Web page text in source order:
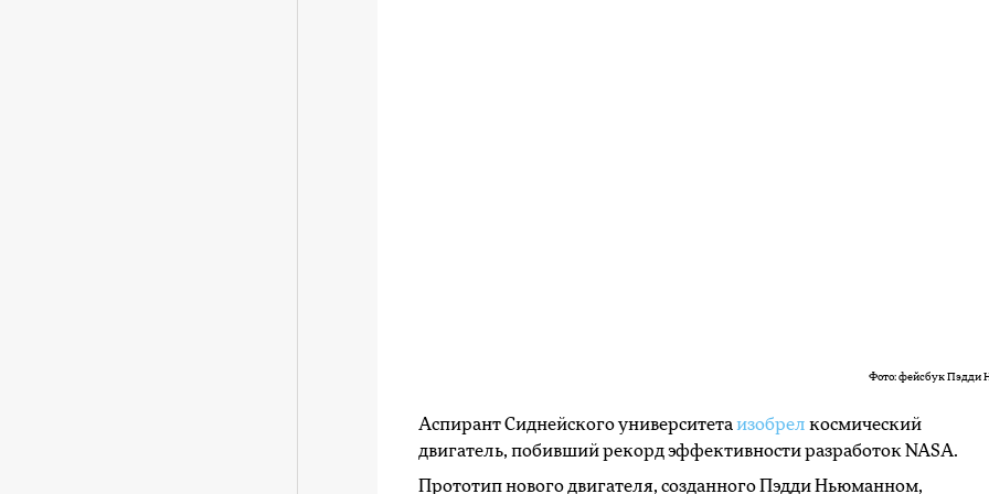
Фото: фейсбук Пэдди
Аспирант Сиднейского университета изобрел космический
двигатель, побивший рекорд эффективности разработок NASA.
Прототип нового двигателя, созданного Пэдди Ньюманном,